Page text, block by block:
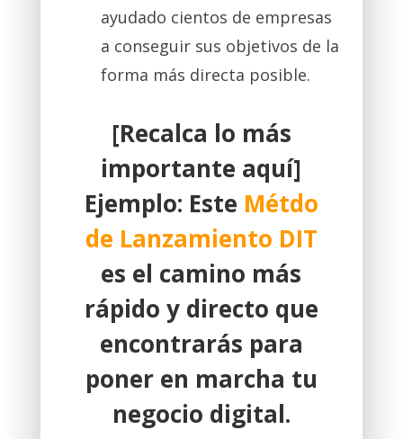
ayudado cientos de empresas
a conseguir sus objetivos de la
forma más directa posible.
[Recalca lo más
importante aquí]
Ejemplo: Este Métdo
de Lanzamiento DIT
es el camino más
rápido y directo que
encontrarás para
poner en marcha tu
negocio digital.